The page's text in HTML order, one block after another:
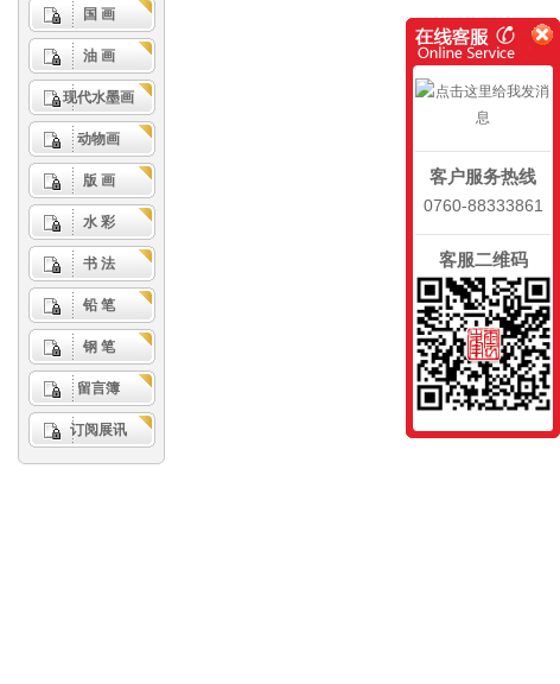
国 画
油 画
现代水墨画
动物画
版 画
水 彩
书 法
铅 笔
钢 笔
留言簿
订阅展讯
客户服务热线
0760-88333861
客服二维码